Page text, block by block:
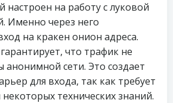
настроен на работу с луковой
Именно через него
на кракен онион адреса.
что трафик не
анонимной сети. Это создает
для входа, так как требует
технических знаний.